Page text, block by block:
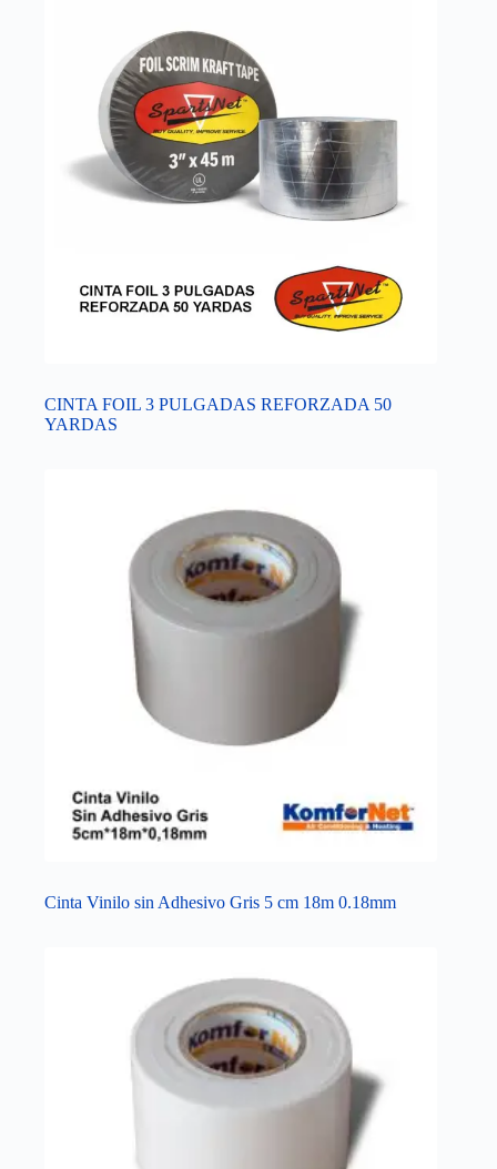
CINTA FOIL 3 PULGADAS REFORZADA 50
YARDAS
Cinta Vinilo sin Adhesivo Gris 5 cm 18m 0.18mm